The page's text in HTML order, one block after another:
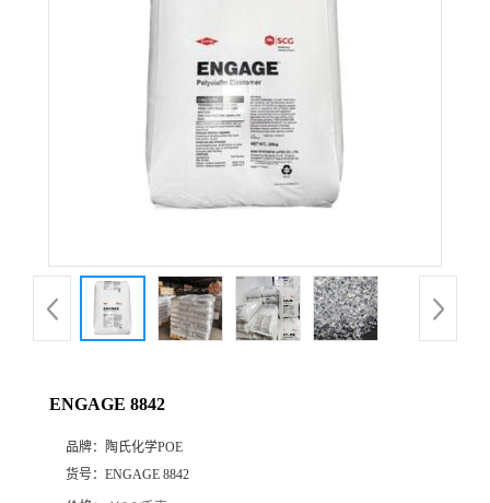
品
厅
ENGAGE 8842
品牌：
陶氏化学POE
货号： ENGAGE 8842